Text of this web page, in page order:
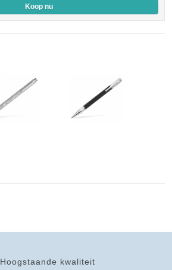
Koop nu
Hoogstaande kwaliteit